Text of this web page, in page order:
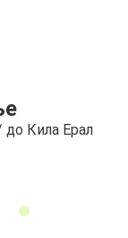
до Кила Ерал